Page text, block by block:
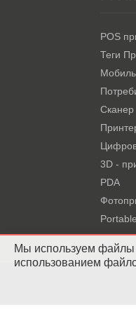
POS
Теги
Сканер
3D -
PDA
Мы используем файлы
использованием